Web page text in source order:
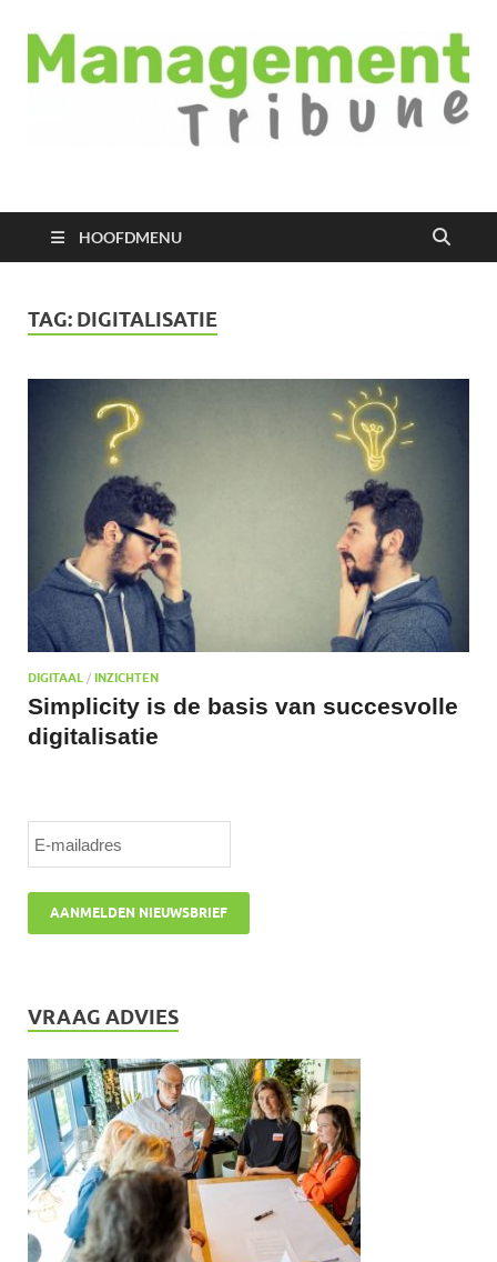
Managementtribune
HOOFDMENU
TAG: DIGITALISATIE
DIGITAAL / INZICHTEN
Simplicity is de basis van succesvolle
digitalisatie
VRAAG ADVIES